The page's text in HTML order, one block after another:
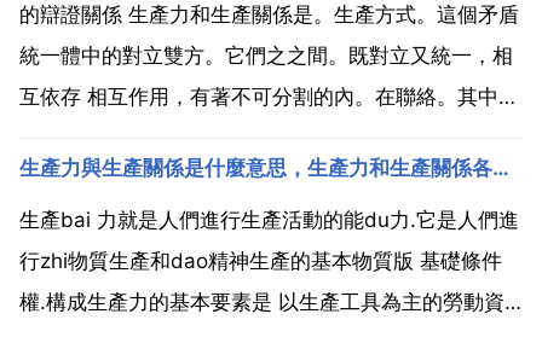
素的勞動者，包括體力勞動者和參與物質...
的辯證關係 生產力和生產關係是。生產方式。這個矛盾
統一體中的對立雙方。它們之之間。既對立又統一，相
互依存 相互作用，有著不可分割的內。在聯絡。其中，
用。首先，生產力的狀況決定生產關係的性質。生產力
是生產關係形成的前提和基礎。生產關係是適應。生產
力發展的要...
生產力與生產關係是什麼意思，生產力和生產關係各是什麼意思
生產bai 力就是人們進行生產活動的能du力.它是人們進
行zhi物質生產和dao精神生產的基本物質版 基礎條件
權.構成生產力的基本要素是 以生產工具為主的勞動資